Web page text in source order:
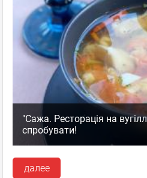
"Сажа. Ресторація на
спробувати!
далее